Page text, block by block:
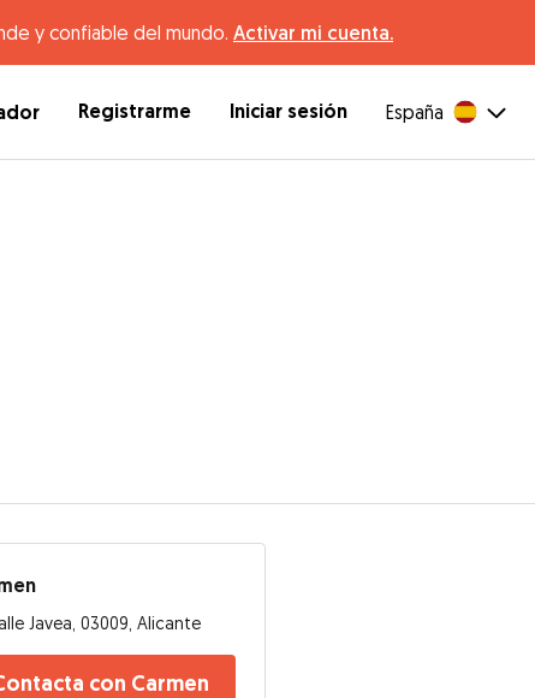
y confiable del mundo. Activar mi cuenta.
Registrarme Iniciar sesión España
Javea, 03009, Alicante
con Carmen